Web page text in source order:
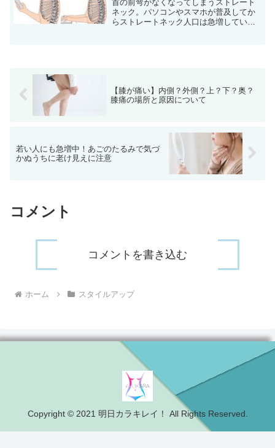
首の前弯がなくなってしまうストレート
ネック。パソコンやスマホが普及してか
らストレートネック人口は急増していま
【膝が痛い】内側？外側？上？下？奥？
膝痛の場所と原因について
若い人にも急増中！あごのたるみで気づ
かぬうちに老け見えに注意
コメント
コメントを書き込む
ホーム スタイルアップ
Copyright © 2021 明日カラキレイ！ All Rights Reserved.